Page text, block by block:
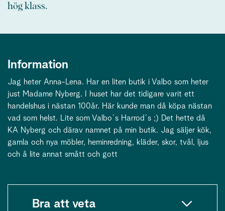
hög klass.
Information
Jag heter Anna-Lena. Har en liten butik i Valbo som heter
just Madame Nyberg. I huset har det tidigare varit ett
handelshus i nästan 100år. Här kunde man då köpa nästan
vad som helst. Lite som Valbo´s Harrod´s ;) Det hette då
KA Nyberg och därav namnet på min butik. Jag säljer kök,
gamla och nya möbler, heminredning, kläder, skor, tvål, ljus
och å lite annat smått och gott
Bra att veta